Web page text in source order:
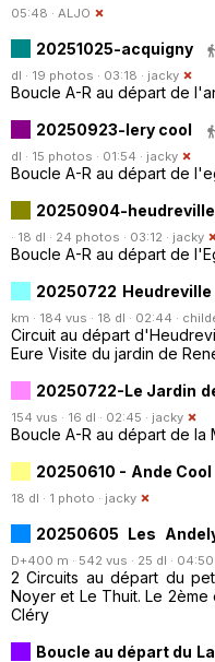
05:48 · ALJO
20251025-acquigny
dl · 19 photos · 03:18 · jacky
Boucle A-R au départ de
20250923-lery cool
dl · 15 photos · 01:54 · jacky
Boucle A-R au départ de
20250904-heudreville
· 18 dl · 24 photos · 03:12 · jacky
Boucle A-R au départ de
20250722
km · 184 vus · 18 dl · 02:44 ·
Circuit au départ
Eure Visite du jardin de
20250722-Le Jardin
154 vus · 16 dl · 02:45 · jacky
Boucle A-R au départ de la
20250610 - Ande Cool
18 dl · 1 photo · jacky
20250605 Les
D+400 m · 542 vus · 25 dl · 04:50
2 Circuits au départ du
Noyer et Le Thuit. Le
Cléry
Boucle au départ du